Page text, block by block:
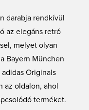
darabja rendkívül
az elegáns retró
melyet olyan
Bayern München
Originals
az oldalon, ahol
terméket.